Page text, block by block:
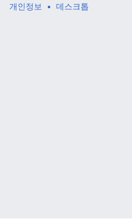
주 메뉴 열기
개인정보 데스크톱